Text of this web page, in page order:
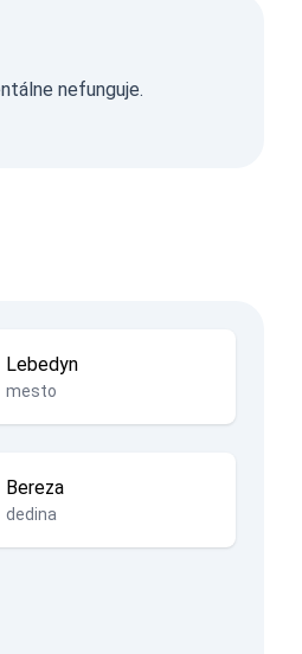
nefunguje.
Lebedyn
mesto
Bereza
dedina